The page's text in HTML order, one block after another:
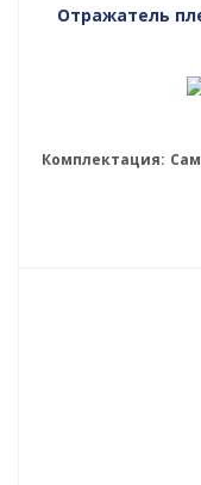
Отражатель
Комплектация: